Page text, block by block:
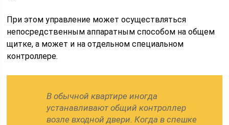
При этом управление может осуществляться
непосредственным аппаратным способом на общем
щитке, а может и на отдельном специальном
контроллере.
В обычной квартире иногда
устанавливают общий контроллер
возле входной двери. Когда в спешке